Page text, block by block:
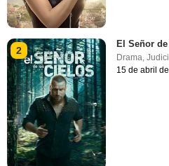
2
El Señor
Drama ,
15 de abril